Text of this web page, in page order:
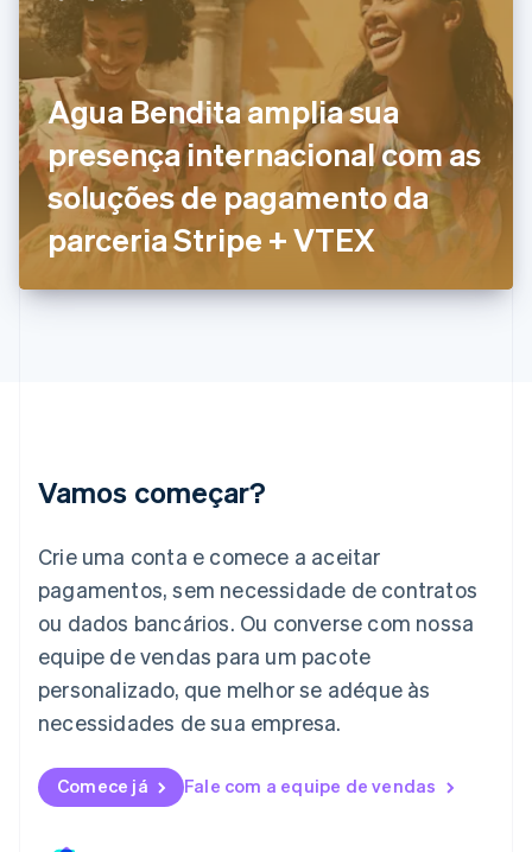
Agua Bendita amplia sua
presença internacional com as
soluções de pagamento da
parceria Stripe + VTEX
Vamos começar?
Crie uma conta e comece a aceitar
pagamentos, sem necessidade de contratos
ou dados bancários. Ou converse com nossa
equipe de vendas para um pacote
personalizado, que melhor se adéque às
necessidades de sua empresa.
Comece já Fale com a equipe de vendas
English Español 简体中文
Estônia
English
Finlândia
EnglishSvenska
França
FrançaisEnglish
Gibraltar
English
Grécia
English
English
日本語English
Liechtenstein
DeutschEnglish
Lituânia
English
Luxemburgo
FrançaisDeutsch English
English简体中文
English
México